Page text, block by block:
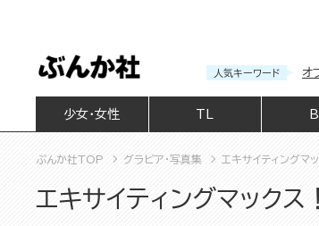
人気キーワード オ
少女・女性
ぶんか社TOP グラビア・写真集 エキサイティング
エキサイティングマック